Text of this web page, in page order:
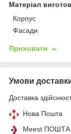
Матеріал
Корпус
Фасади
Приховати
Умови
Доставка
Нова Пошта
Meest ПОШТА